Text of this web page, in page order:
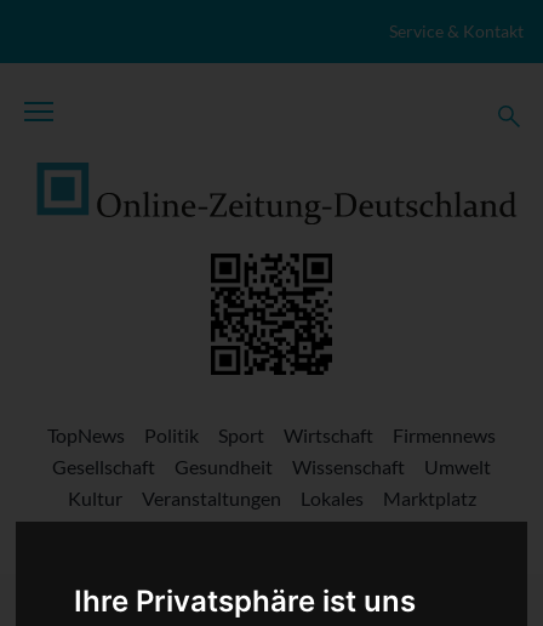
Ihre Privatsphäre ist uns
Service & Kontakt
TopNews Politik Sport Wirtschaft
Firmennews
Gesellschaft
Gesundheit Wissenschaft
Umwelt
Kultur
Veranstaltungen Lokales
Marktplatz
Stellenangebote